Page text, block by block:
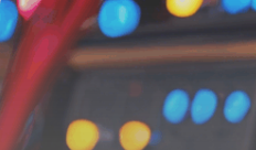
4 juillet 2025